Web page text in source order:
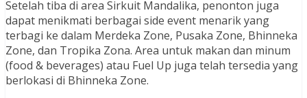
Setelah tiba di area Sirkuit Mandalika, penonton juga
dapat menikmati berbagai side event menarik yang
terbagi ke dalam Merdeka Zone, Pusaka Zone, Bhinneka
Zone, dan Tropika Zona. Area untuk makan dan minum
(food & beverages) atau Fuel Up juga telah tersedia yang
berlokasi di Bhinneka Zone.